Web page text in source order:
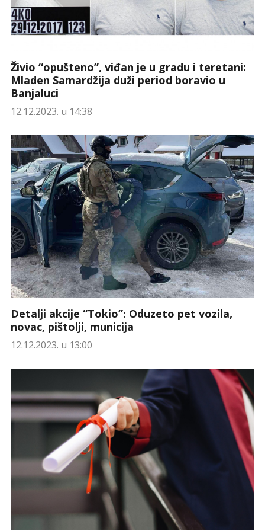
Živio “opušteno”, viđan je u gradu i teretani:
Mladen Samardžija duži period boravio u
Banjaluci
12.12.2023. u 14:38
Detalji akcije “Tokio”: Oduzeto pet vozila,
novac, pištolji, municija
12.12.2023. u 13:00